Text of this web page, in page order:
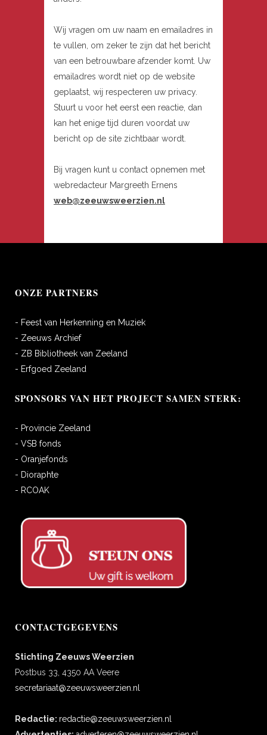
Wij vragen om uw naam en emailadres in
te vullen, om zeker te zijn dat het bericht
van een betrouwbare afzender komt. Uw
emailadres wordt niet op de website
geplaatst, wij respecteren uw privacy.
Stuurt u voor het eerst een reactie, dan
kan het enige tijd duren voordat uw
bericht op de site zichtbaar wordt.
Bij vragen kunt u contact opnemen met
webredacteur Margreeth Ernens
web@zeeuwsweerzien.nl
ONZE PARTNERS
- Feest van Herkenning en Muziek
- Zeeuws Archief
- ZB Bibliotheek van Zeeland
- Erfgoed Zeeland
SPONSORS VAN HET PROJECT SAMEN STERK:
- Provincie Zeeland
- VSB fonds
- Oranjefonds
- Dioraphte
- RCOAK
CONTACTGEGEVENS
Stichting Zeeuws Weerzien
Postbus 33, 4350 AA Veere
secretariaat@zeeuwsweerzien.nl
Redactie: redactie@zeeuwsweerzien.nl